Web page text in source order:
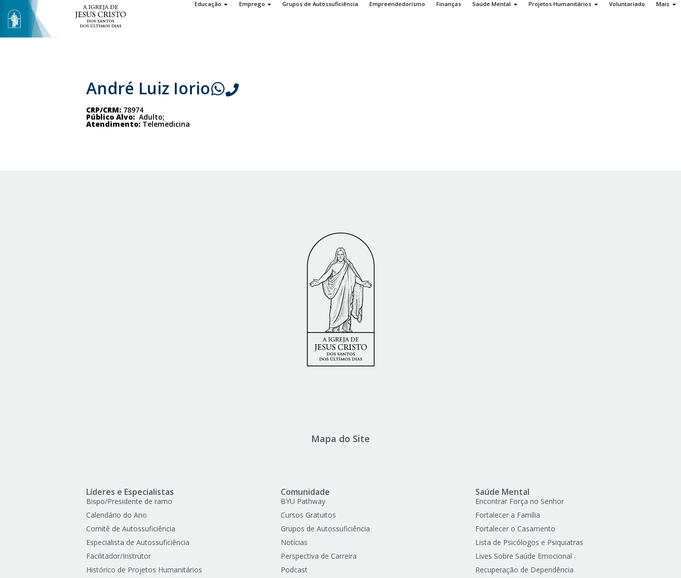
Educação Emprego Grupos de Autossuficiência Empreendedorismo Finanças Saúde Mental Projetos Humanitários Voluntariado Mais
André Luiz Iorio
CRP/CRM: 78974
Público Alvo: Adulto;
Atendimento: Telemedicina
Mapa do Site
Líderes e Especialistas
Bispo/Presidente de ramo
Calendário do Ano
Comitê de Autossuficiência
Especialista de Autossuficiência
Facilitador/Instrutor
Histórico de Projetos Humanitários
Comunidade
BYU Pathway
Cursos Gratuitos
Grupos de Autossuficiência
Notícias
Perspectiva de Carreira
Podcast
Saúde Mental
Encontrar Força no Senhor
Fortalecer a Família
Fortalecer o Casamento
Lista de Psicólogos e Psiquiatras
Lives Sobre Saúde Emocional
Recuperação de Dependência